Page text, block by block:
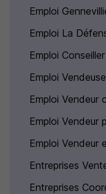
Emploi
Emploi La
Emploi
Emploi
Emploi Vendeur
Emploi Vendeur
Emploi Vendeur
Entreprises
Entreprises